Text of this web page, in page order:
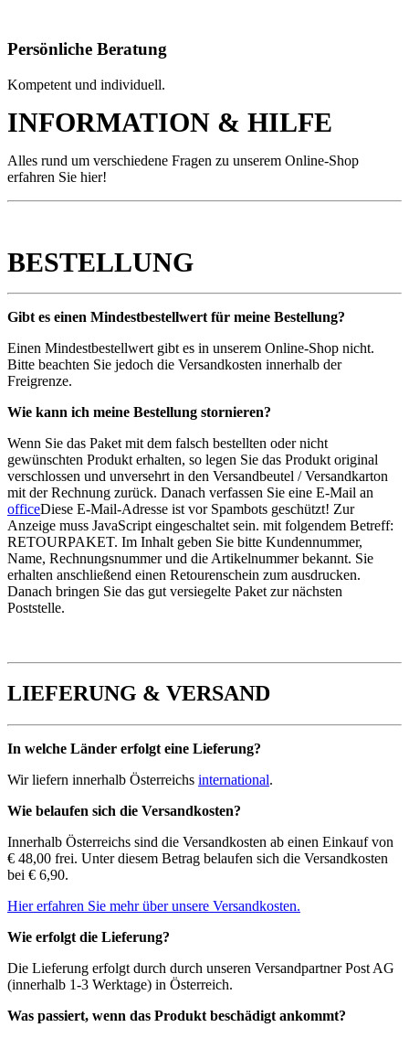
Persönliche Beratung
Kompetent und individuell.
INFORMATION & HILFE
Alles rund um verschiedene Fragen zu unserem Online-Shop
erfahren Sie hier!
BESTELLUNG
Gibt es einen Mindestbestellwert für meine Bestellung?
Einen Mindestbestellwert gibt es in unserem Online-Shop nicht.
Bitte beachten Sie jedoch die Versandkosten innerhalb der
Freigrenze.
Wie kann ich meine Bestellung stornieren?
Wenn Sie das Paket mit dem falsch bestellten oder nicht
gewünschten Produkt erhalten, so legen Sie das Produkt original
verschlossen und unversehrt in den Versandbeutel / Versandkarton
mit der Rechnung zurück. Danach verfassen Sie eine E-Mail an
officeDiese E-Mail-Adresse ist vor Spambots geschützt! Zur
Anzeige muss JavaScript eingeschaltet sein. mit folgendem Betreff:
RETOURPAKET. Im Inhalt geben Sie bitte Kundennummer,
Name, Rechnungsnummer und die Artikelnummer bekannt. Sie
erhalten anschließend einen Retourenschein zum ausdrucken.
Danach bringen Sie das gut versiegelte Paket zur nächsten
Poststelle.
LIEFERUNG & VERSAND
In welche Länder erfolgt eine Lieferung?
Wir liefern innerhalb Österreichs international.
Wie belaufen sich die Versandkosten?
Innerhalb Österreichs sind die Versandkosten ab einen Einkauf von
€ 48,00 frei. Unter diesem Betrag belaufen sich die Versandkosten
bei € 6,90.
Hier erfahren Sie mehr über unsere Versandkosten.
Wie erfolgt die Lieferung?
Die Lieferung erfolgt durch durch unseren Versandpartner Post AG
(innerhalb 1-3 Werktage) in Österreich.
Was passiert, wenn das Produkt beschädigt ankommt?